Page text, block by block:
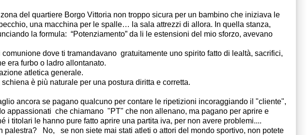
del quartiere Borgo Vittoria non troppo sicura per un bambino che iniziava le
una macchina per le spalle… la sala attrezzi di allora. In quella stanza,
la formula:  “Potenziamento” da li le estensioni del mio sforzo, avevano
dove ti tramandavano  gratuitamente uno spirito fatto di lealtà, sacrifici,
era furbo o ladro allontanato.
atletica generale.
è più naturale per una postura diritta e corretta.
ancora se pagano qualcuno per contare le ripetizioni incoraggiando il "cliente",
appassionati  che chiamano  "PT" che non allenano, ma pagano per aprire e
titolari le hanno pure fatto aprire una partita iva, per non avere problemi....
No,   se non siete mai stati atleti o attori del mondo sportivo, non potete